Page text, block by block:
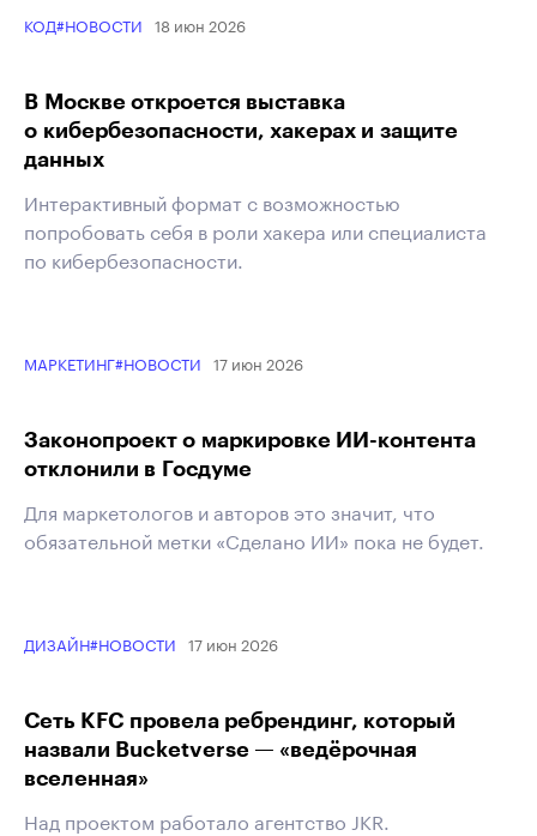
КОД#НОВОСТИ 18 июн 2026
В Москве откроется выставка
о кибербезопасности, хакерах и защите
данных
Интерактивный формат с возможностью
попробовать себя в роли хакера или специалиста
по кибербезопасности.
МАРКЕТИНГ#НОВОСТИ 17 июн 2026
Законопроект о маркировке ИИ-контента
отклонили в Госдуме
Для маркетологов и авторов это значит, что
обязательной метки «Сделано ИИ» пока не будет.
ДИЗАЙН#НОВОСТИ 17 июн 2026
Сеть KFC провела ребрендинг, который
назвали Bucketverse — «ведёрочная
вселенная»
Над проектом работало агентство JKR.